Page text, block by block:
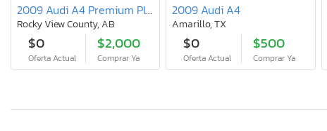
2009 Audi A4 Premium Plus
Rocky View County, AB
$0
Oferta Actual
$2,000
Comprar Ya
2009 Audi A4
Amarillo, TX
$0
Oferta Actual
$500
Comprar Ya